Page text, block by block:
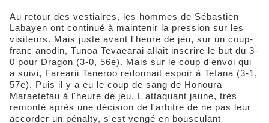
Au retour des vestiaires, les hommes de Sébastien
Labayen ont continué à maintenir la pression sur les
visiteurs. Mais juste avant l'heure de jeu, sur un coup-
franc anodin, Tunoa Tevaearai allait inscrire le but du 3-
0 pour Dragon (3-0, 56e). Mais sur le coup d'envoi qui
a suivi, Farearii Taneroo redonnait espoir à Tefana (3-1,
57e). Puis il y a eu le coup de sang de Honoura
Maraetefau à l'heure de jeu. L'attaquant jaune, très
remonté après une décision de l'arbitre de ne pas leur
accorder un pénalty, s'est vengé en bousculant